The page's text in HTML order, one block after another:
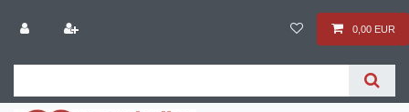
0,00 EUR